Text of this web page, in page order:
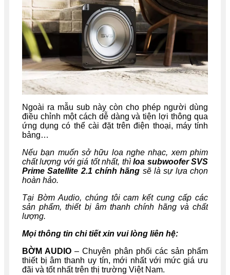
Ngoài ra mẫu sub này còn cho phép người dùng
điều chỉnh một cách dễ dàng và tiện lợi thông qua
ứng dụng có thể cài đặt trên điện thoại, máy tính
bảng…
Nếu bạn muốn sở hữu loa nghe nhạc, xem phim
chất lượng với giá tốt nhất, thìloa subwoofer SVS
Prime Satellite 2.1 chính hãng sẽ là sự lựa chọn
hoàn hảo.
Tại Bờm Audio, chúng tôi cam kết cung cấp các
sản phẩm, thiết bị âm thanh chính hãng và chất
lượng.
Mọi thông tin chi tiết xin vui lòng liên hệ:
BỜM AUDIO – Chuyên phân phối các sản phẩm
thiết bị âm thanh uy tín, mới nhất với mức giá ưu
đãi và tốt nhất trên thị trường Việt Nam.